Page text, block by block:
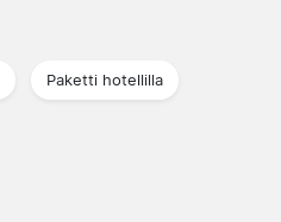
Paketti hotellilla